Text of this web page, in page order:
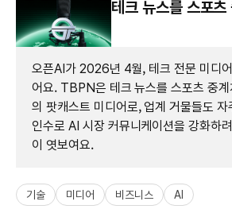
테크 뉴스를 스포
오픈AI가 2026년 4월, 테크 전문 미디
어요. TBPN은 테크 뉴스를 스포츠 중
의 팟캐스트 미디어로, 업계 거물들도 자
인수로 AI 시장 커뮤니케이션을 강화하
이 엿보여요.
기술 미디어 비즈니스 AI